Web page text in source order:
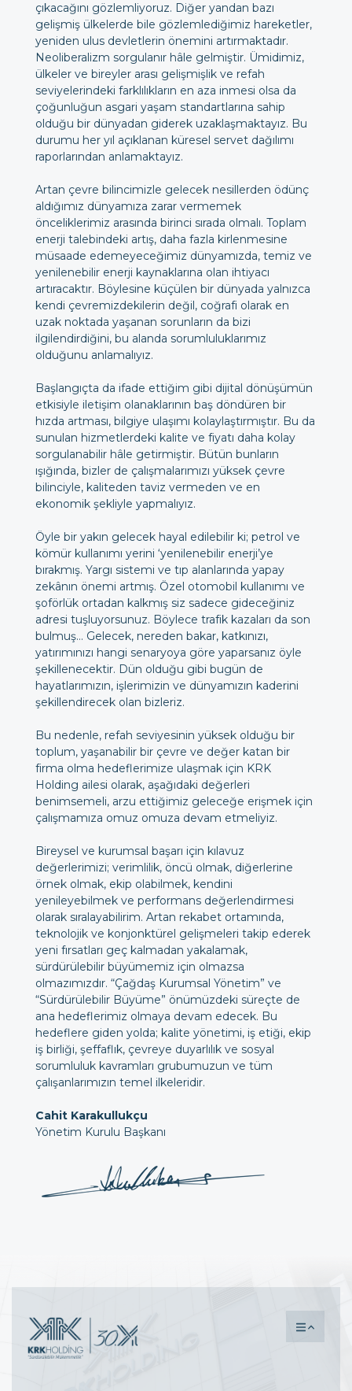
çıkacağını gözlemliyoruz. Diğer yandan bazı
gelişmiş ülkelerde bile gözlemlediğimiz hareketler,
yeniden ulus devletlerin önemini artırmaktadır.
Neoliberalizm sorgulanır hâle gelmiştir. Ümidimiz,
ülkeler ve bireyler arası gelişmişlik ve refah
seviyelerindeki farklılıkların en aza inmesi olsa da
çoğunluğun asgari yaşam standartlarına sahip
olduğu bir dünyadan giderek uzaklaşmaktayız. Bu
durumu her yıl açıklanan küresel servet dağılımı
raporlarından anlamaktayız.
Artan çevre bilincimizle gelecek nesillerden ödünç
aldığımız dünyamıza zarar vermemek
önceliklerimiz arasında birinci sırada olmalı. Toplam
enerji talebindeki artış, daha fazla kirlenmesine
müsaade edemeyeceğimiz dünyamızda, temiz ve
yenilenebilir enerji kaynaklarına olan ihtiyacı
artıracaktır. Böylesine küçülen bir dünyada yalnızca
kendi çevremizdekilerin değil, coğrafi olarak en
uzak noktada yaşanan sorunların da bizi
ilgilendirdiğini, bu alanda sorumluluklarımız
olduğunu anlamalıyız.
Başlangıçta da ifade ettiğim gibi dijital dönüşümün
etkisiyle iletişim olanaklarının baş döndüren bir
hızda artması, bilgiye ulaşımı kolaylaştırmıştır. Bu da
sunulan hizmetlerdeki kalite ve fiyatı daha kolay
sorgulanabilir hâle getirmiştir. Bütün bunların
ışığında, bizler de çalışmalarımızı yüksek çevre
bilinciyle, kaliteden taviz vermeden ve en
ekonomik şekliyle yapmalıyız.
Öyle bir yakın gelecek hayal edilebilir ki; petrol ve
kömür kullanımı yerini ‘yenilenebilir enerji’ye
bırakmış. Yargı sistemi ve tıp alanlarında yapay
zekânın önemi artmış. Özel otomobil kullanımı ve
şoförlük ortadan kalkmış siz sadece gideceğiniz
adresi tuşluyorsunuz. Böylece trafik kazaları da son
bulmuş… Gelecek, nereden bakar, katkınızı,
yatırımınızı hangi senaryoya göre yaparsanız öyle
şekillenecektir. Dün olduğu gibi bugün de
hayatlarımızın, işlerimizin ve dünyamızın kaderini
şekillendirecek olan bizleriz.
Bu nedenle, refah seviyesinin yüksek olduğu bir
toplum, yaşanabilir bir çevre ve değer katan bir
firma olma hedeflerimize ulaşmak için KRK
Holding ailesi olarak, aşağıdaki değerleri
benimsemeli, arzu ettiğimiz geleceğe erişmek için
çalışmamıza omuz omuza devam etmeliyiz.
Bireysel ve kurumsal başarı için kılavuz
değerlerimizi; verimlilik, öncü olmak, diğerlerine
örnek olmak, ekip olabilmek, kendini
yenileyebilmek ve performans değerlendirmesi
olarak sıralayabilirim. Artan rekabet ortamında,
teknolojik ve konjonktürel gelişmeleri takip ederek
yeni fırsatları geç kalmadan yakalamak,
sürdürülebilir büyümemiz için olmazsa
olmazımızdır. “Çağdaş Kurumsal Yönetim” ve
“Sürdürülebilir Büyüme” önümüzdeki süreçte de
ana hedeflerimiz olmaya devam edecek. Bu
hedeflere giden yolda; kalite yönetimi, iş etiği, ekip
iş birliği, şeffaflık, çevreye duyarlılık ve sosyal
sorumluluk kavramları grubumuzun ve tüm
çalışanlarımızın temel ilkeleridir.
Cahit Karakullukçu
Yönetim Kurulu Başkanı